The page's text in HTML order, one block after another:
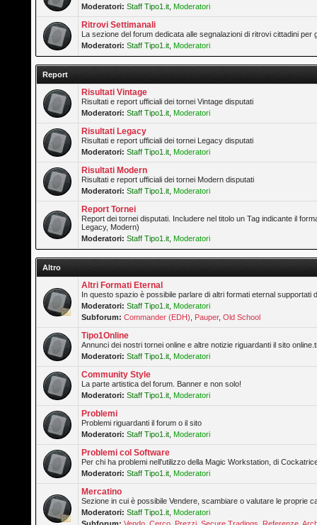
Moderatori: Staff Tipo1.it Moderatori
Ritrovi Settimanali
La sezione del forum dedicata alle segnalazioni di ritrovi cittadini per
Moderatori: Staff Tipo1.it Moderatori
Report
Risultati Vintage
Risultati e report ufficiali dei tornei Vintage disputati
Moderatori: Staff Tipo1.it Moderatori
Risultati Legacy
Risultati e report ufficiali dei tornei Legacy disputati
Moderatori: Staff Tipo1.it Moderatori
Risultati Modern
Risultati e report ufficiali dei tornei Modern disputati
Moderatori: Staff Tipo1.it Moderatori
Report Tornei
Report dei tornei disputati. Includere nel titolo un Tag indicante il
Legacy, Modern)
Moderatori: Staff Tipo1.it Moderatori
Altro
Altri Formati Eternal
In questo spazio è possibile parlare di altri formati eternal supportati
Moderatori: Staff Tipo1.it Moderatori
Subforum:Commander (EDH) Pauper,Old School
Tipo1Online
Annunci dei nostri tornei online e altre notizie riguardanti il sito
Moderatori: Staff Tipo1.it Moderatori
Community Style
La parte artistica del forum. Banner e non solo!
Moderatori: Staff Tipo1.it Moderatori
Problemi
Problemi riguardanti il forum o il sito
Moderatori: Staff Tipo1.it Moderatori
Problemi col Software
Per chi ha problemi nell'utilizzo della Magic Workstation, di
Moderatori: Staff Tipo1.it Moderatori
Mercatino
Sezione in cui è possibile Vendere, scambiare o valutare le proprie
Moderatori: Staff Tipo1.it Moderatori